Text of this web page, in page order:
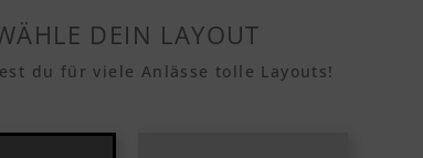
DEIN LAYOUT
du für viele Anlässe tolle Layouts!